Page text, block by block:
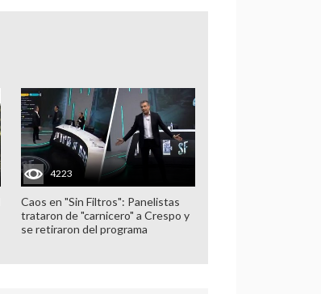
4223
Caos en "Sin Filtros": Panelistas
trataron de "carnicero" a Crespo y
se retiraron del programa